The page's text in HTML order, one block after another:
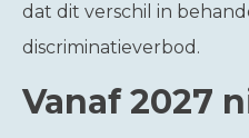
dat dit verschil in
discriminatieverbod.
Vanaf 2027